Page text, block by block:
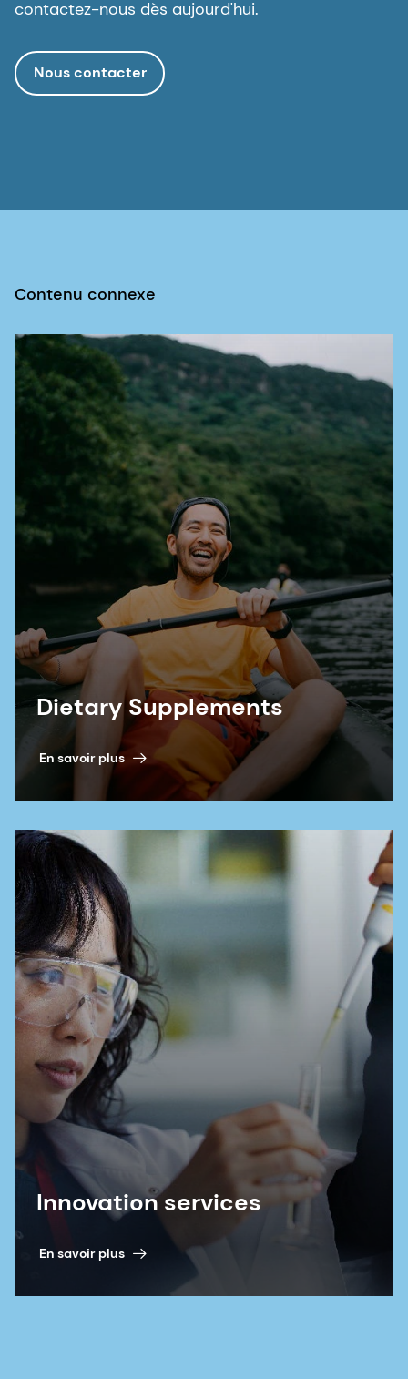
contactez-nous dès aujourd'hui.
Nous contacter
Contenu connexe
Dietary Supplements
En savoir plus
Innovation services
En savoir plus